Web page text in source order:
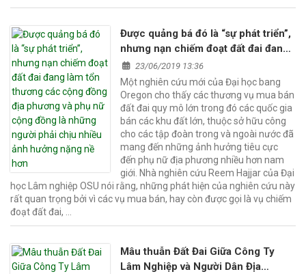
Được quảng bá đó là “sự phát triển”,
nhưng nạn chiếm đoạt đất đai đang
làm tổn thương các cộng đồng địa
phương và phụ nữ cộng đồng là
những người phải chịu nhiều ảnh
hưởng nặng nề hơn
23/06/2019 13:36
Một nghiên cứu mới của Đại học bang
Oregon cho thấy các thương vụ mua bán
đất đai quy mô lớn trong đó các quốc gia
bán các khu đất lớn, thuộc sở hữu công
cho các tập đoàn trong và ngoài nước đã
mang đến những ảnh hưởng tiêu cực
đến phụ nữ địa phương nhiều hơn nam
giới. Nhà nghiên cứu Reem Hajjar của Đại
học Lâm nghiệp OSU nói rằng, những phát hiện của nghiên cứu này
rất quan trọng bởi vì các vụ mua bán, hay còn được gọi là vụ chiếm
đoạt đất đai, …
Mâu thuẫn Đất Đai Giữa Công Ty
Lâm Nghiệp và Người Dân Địa